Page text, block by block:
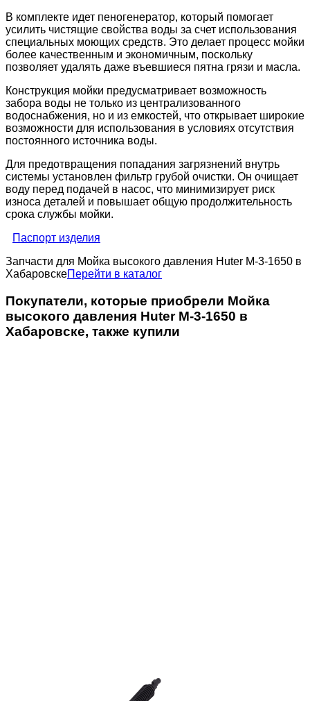
В комплекте идет пеногенератор, который помогает
усилить чистящие свойства воды за счет использования
специальных моющих средств. Это делает процесс мойки
более качественным и экономичным, поскольку
позволяет удалять даже въевшиеся пятна грязи и масла.
Конструкция мойки предусматривает возможность
забора воды не только из централизованного
водоснабжения, но и из емкостей, что открывает широкие
возможности для использования в условиях отсутствия
постоянного источника воды.
Для предотвращения попадания загрязнений внутрь
системы установлен фильтр грубой очистки. Он очищает
воду перед подачей в насос, что минимизирует риск
износа деталей и повышает общую продолжительность
срока службы мойки.
Паспорт изделия
Запчасти для Мойка высокого давления Huter M-3-1650 в
ХабаровскеПерейти в каталог
Покупатели, которые приобрели Мойка
высокого давления Huter M-3-1650 в
Хабаровске, также купили